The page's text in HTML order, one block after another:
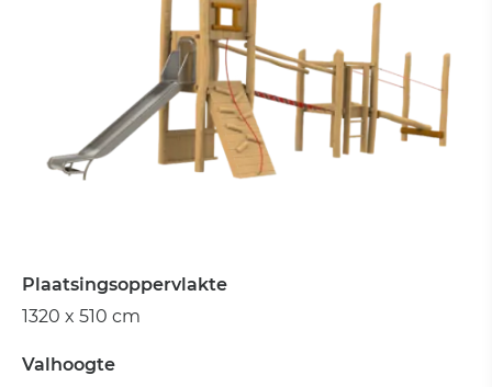
Plaatsingsoppervlakte
1320 x 510 cm
Valhoogte